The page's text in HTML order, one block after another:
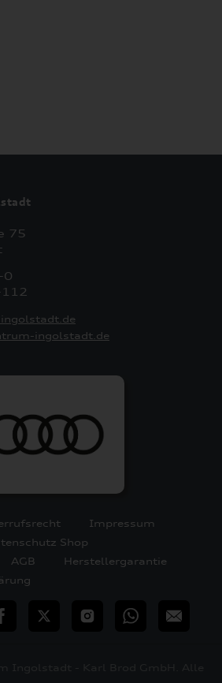
75
0
ingolstadt.de
Impressum
Shop
AGB
Herstellergarantie
Twitter InstagramWhatsApp
E-